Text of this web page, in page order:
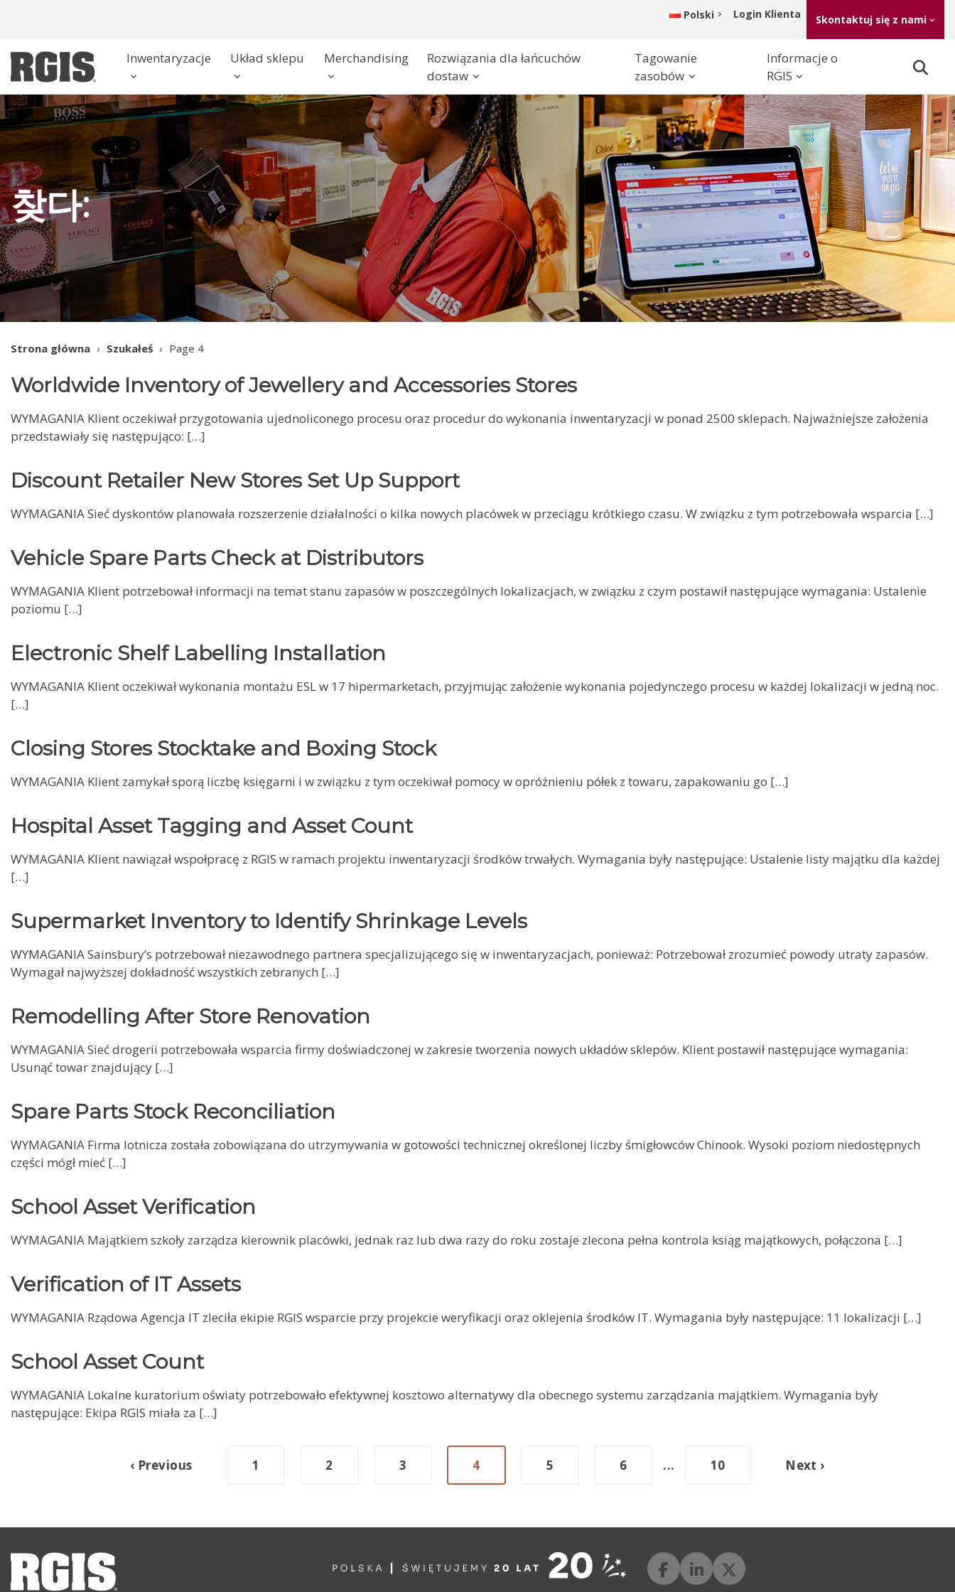
Polski Login Klienta Skontaktuj się z nami
Inwentaryzacje Układ sklepu Merchandising
Rozwiązania dla łańcuchów
dostaw
Tagowanie
zasobów
Informacje o
RGIS
찾다:
Strona główna › Szukałeś › Page 4
Worldwide Inventory of Jewellery and Accessories Stores
WYMAGANIA Klient oczekiwał przygotowania ujednoliconego procesu oraz procedur do wykonania inwentaryzacji w ponad 2500 sklepach. Najważniejsze założenia
przedstawiały się następująco: […]
Discount Retailer New Stores Set Up Support
WYMAGANIA Sieć dyskontów planowała rozszerzenie działalności o kilka nowych placówek w przeciągu krótkiego czasu. W związku z tym potrzebowała wsparcia […]
Vehicle Spare Parts Check at Distributors
WYMAGANIA Klient potrzebował informacji na temat stanu zapasów w poszczególnych lokalizacjach, w związku z czym postawił następujące wymagania: Ustalenie
poziomu […]
Electronic Shelf Labelling Installation
WYMAGANIA Klient oczekiwał wykonania montażu ESL w 17 hipermarketach, przyjmując założenie wykonania pojedynczego procesu w każdej lokalizacji w jedną noc.
[…]
Closing Stores Stocktake and Boxing Stock
WYMAGANIA Klient zamykał sporą liczbę księgarni i w związku z tym oczekiwał pomocy w opróżnieniu półek z towaru, zapakowaniu go […]
Hospital Asset Tagging and Asset Count
WYMAGANIA Klient nawiązał wspołpracę z RGIS w ramach projektu inwentaryzacji środków trwałych. Wymagania były następujące: Ustalenie listy majątku dla każdej
[…]
Supermarket Inventory to Identify Shrinkage Levels
WYMAGANIA Sainsbury’s potrzebował niezawodnego partnera specjalizującego się w inwentaryzacjach, ponieważ: Potrzebował zrozumieć powody utraty zapasów.
Wymagał najwyższej dokładność wszystkich zebranych […]
Remodelling After Store Renovation
WYMAGANIA Sieć drogerii potrzebowała wsparcia firmy doświadczonej w zakresie tworzenia nowych układów sklepów. Klient postawił następujące wymagania:
Usunąć towar znajdujący […]
Spare Parts Stock Reconciliation
WYMAGANIA Firma lotnicza została zobowiązana do utrzymywania w gotowości technicznej określonej liczby śmigłowców Chinook. Wysoki poziom niedostępnych
części mógł mieć […]
School Asset Verification
WYMAGANIA Majątkiem szkoły zarządza kierownik placówki, jednak raz lub dwa razy do roku zostaje zlecona pełna kontrola ksiąg majątkowych, połączona […]
Verification of IT Assets
WYMAGANIA Rządowa Agencja IT zleciła ekipie RGIS wsparcie przy projekcie weryfikacji oraz oklejenia środków IT. Wymagania były następujące: 11 lokalizacji […]
School Asset Count
WYMAGANIA Lokalne kuratorium oświaty potrzebowało efektywnej kosztowo alternatywy dla obecnego systemu zarządzania majątkiem. Wymagania były
następujące: Ekipa RGIS miała za […]
‹ Previous 1 2 3 4 5 6 ... 10 Next ›